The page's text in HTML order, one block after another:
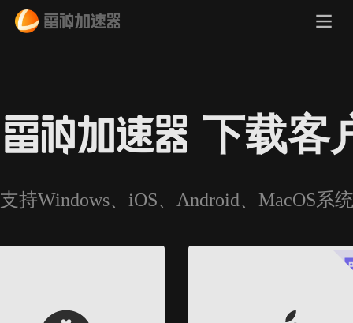
下载客
支持Windows、iOS、Android、MacOS系统